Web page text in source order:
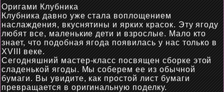
Оригами Клубника
Клубника давно уже стала воплощением
наслаждения, вкуснятины и ярких красок. Эту ягоду
любят все, маленькие дети и взрослые. Мало кто
знает, что подобная ягода появилась у нас только в
XVIII веке.
Сегодняшний мастер-класспосвященсборке этой
сладенькой ягоды. Мысоберем ееиз обычной
бумаги. Вы увидите, как простой лист бумаги
превращается в оригинальную поделку.